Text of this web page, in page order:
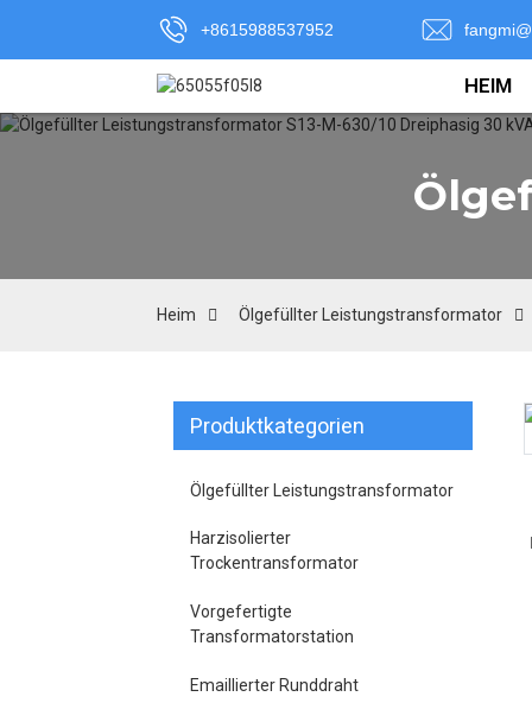
+8615988537952
HEIM
Heim Ölgefüllter Leistungstransformator
Produktkategorien
Ölgefüllter Leistungstransformator
Harzisolierter
Trockentransformator
Vorgefertigte
Transformatorstation
Emaillierter Runddraht
Loading...
Loading...